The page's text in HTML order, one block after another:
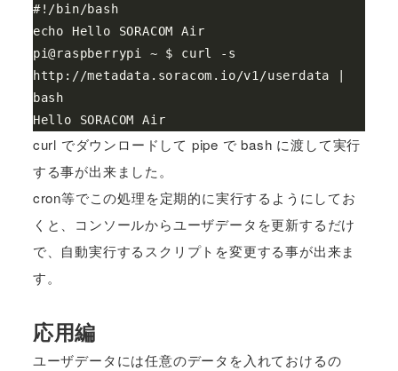
#!/bin/bash
echo Hello SORACOM Air
pi@raspberrypi ~ $ curl -s
http://metadata.soracom.io/v1/userdata |
bash
curl でダウンロードして pipe で bash に渡して実行
する事が出来ました。
cron等でこの処理を定期的に実行するようにしてお
くと、コンソールからユーザデータを更新するだけ
で、自動実行するスクリプトを変更する事が出来ま
す。
応用編
ユーザデータには任意のデータを入れておけるの